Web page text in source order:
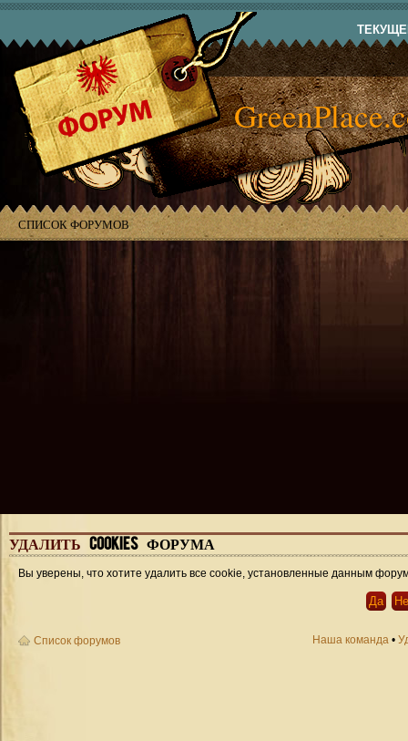
СПИСОК ФОРУМОВ
УДАЛИТЬ COOKIES ФОРУМА
Вы уверены, что хотите удалить все cookie, установленные данным
Список форумов Наша команда •